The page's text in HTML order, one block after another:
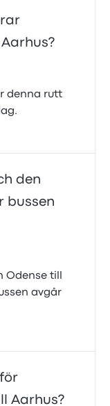
denna rutt
den
bussen
Odense till
avgår
Aarhus?